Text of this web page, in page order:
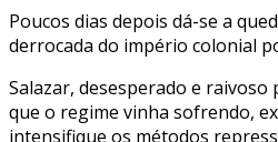
Poucos dias depois dá-se a
derrocada do império colonial
Salazar, desesperado e raivoso
que o regime vinha sofrendo,
intensifique os métodos